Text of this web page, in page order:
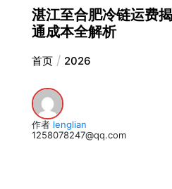
湛江至合肥冷链运费
通成本全解析
首页 2026
作者 lenglian
1258078247@qq.com